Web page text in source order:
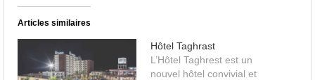
Articles similaires
Hôtel Taghrast
L’Hôtel Taghrest est un
nouvel hôtel convivial et